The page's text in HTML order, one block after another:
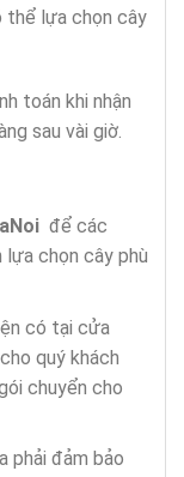
thể lựa chọn cây
toán khi nhận
sau vài giờ.
để các
chọn cây phù
có tại cửa
quý khách
chuyển cho
phải đảm bảo